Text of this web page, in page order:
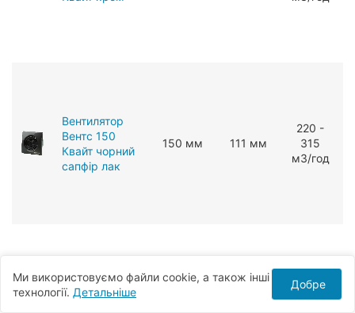
Вентилятор
Вентс 150
Квайт чорний
сапфір лак
150 мм 111 мм
220 -
315
мЗ/год
Ми використовуємо файли cookie, а також інші
технології. Детальніше
Добре